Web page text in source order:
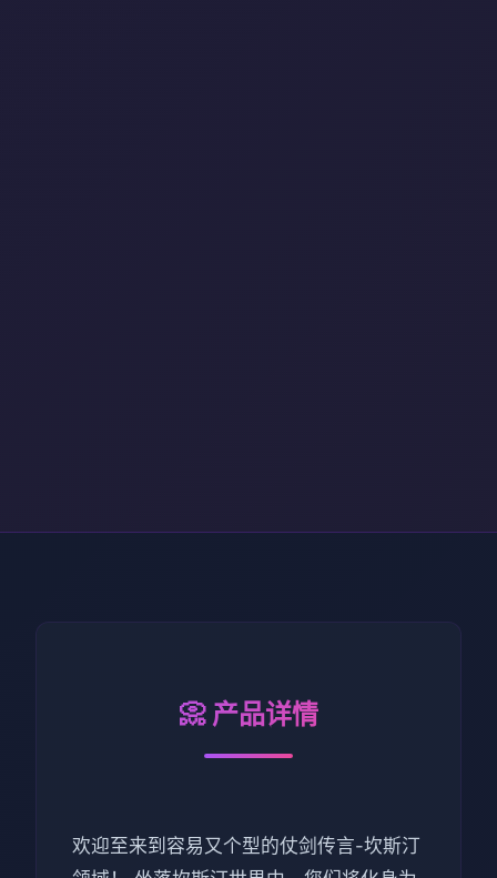
📀 产品详情
欢迎至来到容易又个型的仗剑传言-坎斯汀